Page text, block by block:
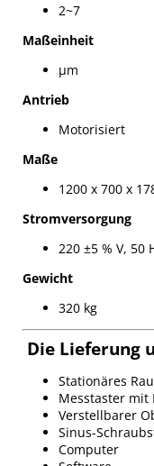
2~7
Maßeinheit
µm
Antrieb
Motorisiert
Maße
1200 x 700 x
Stromversorgung
220 ±5 % V, 50
Gewicht
320 kg
Die Lieferung
Stationäres
Messtaster mit
Verstellbarer
Sinus-
Computer